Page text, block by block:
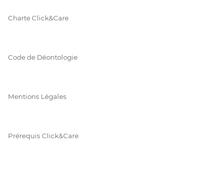
Charte Click&Care
Code de Déontologie
Mentions Légales
Prérequis Click&Care